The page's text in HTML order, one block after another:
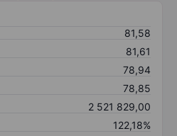
81,58
81,61
78,94
78,85
2 521 829,00
122,18%